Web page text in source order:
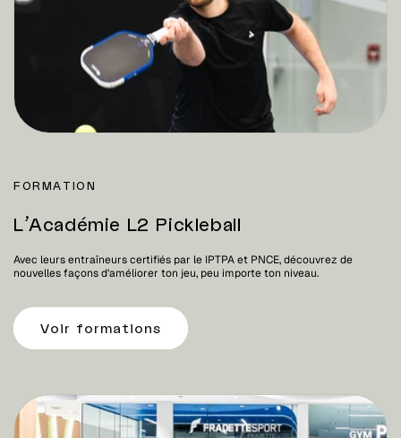
FORMATION
L’Académie L2 Pickleball
Avec leurs entraîneurs certifiés par le IPTPA et PNCE, découvrez de
nouvelles façons d’améliorer ton jeu, peu importe ton niveau.
Voir formations